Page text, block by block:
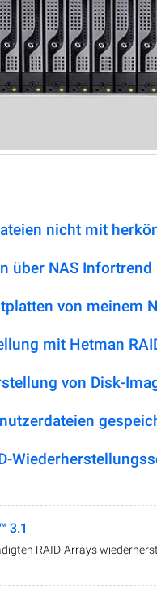
nicht mit
über NAS Infortrend
von meinem
mit Hetman
von Disk-
3.1
RAID-Arrays